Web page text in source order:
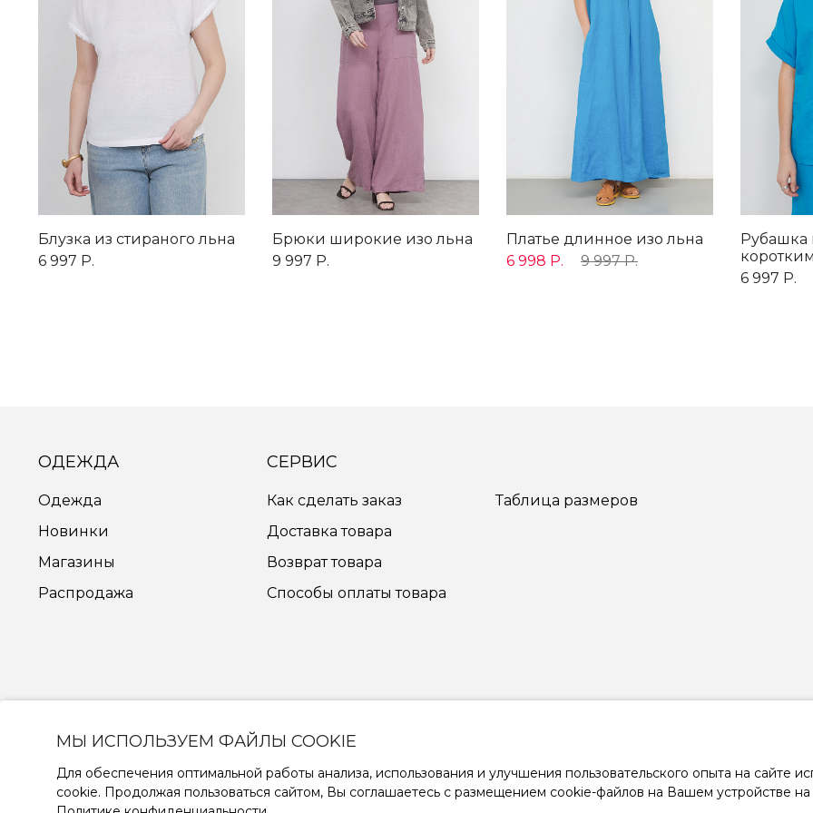
Блузка из стираного льна
6 997 Р.
Брюки широкие изо льна
9 997 Р.
Платье длинное изо льна
6 998 Р.
9 997 Р.
Рубашка
6 997 Р.
ОДЕЖДА
Одежда
Новинки
Магазины
Распродажа
СЕРВИС
Как сделать заказ
Доставка товара
Возврат товара
Способы оплаты товара
Таблица размеров
8 (800) 333-19-09
с 9:00 до 18:00 пн-пт
МЫ ИСПОЛЬЗУЕМ ФАЙЛЫ COOKIE
Для обеспечения оптимальной работы анализа, использования и улучшения пользовательского опыта на сайте
cookie. Продолжая пользоваться сайтом, Вы соглашаетесь с размещением cookie-файлов на Вашем устройстве на